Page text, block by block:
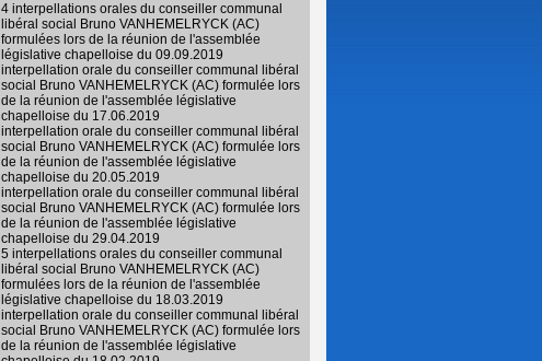
4 interpellations orales du conseiller communal
libéral social Bruno VANHEMELRYCK (AC)
formulées lors de la réunion de l'assemblée
législative chapelloise du 09.09.2019
interpellation orale du conseiller communal libéral
social Bruno VANHEMELRYCK (AC) formulée lors
de la réunion de l'assemblée législative
chapelloise du 17.06.2019
interpellation orale du conseiller communal libéral
social Bruno VANHEMELRYCK (AC) formulée lors
de la réunion de l'assemblée législative
chapelloise du 20.05.2019
interpellation orale du conseiller communal libéral
social Bruno VANHEMELRYCK (AC) formulée lors
de la réunion de l'assemblée législative
chapelloise du 29.04.2019
5 interpellations orales du conseiller communal
libéral social Bruno VANHEMELRYCK (AC)
formulées lors de la réunion de l'assemblée
législative chapelloise du 18.03.2019
interpellation orale du conseiller communal libéral
social Bruno VANHEMELRYCK (AC) formulée lors
de la réunion de l'assemblée législative